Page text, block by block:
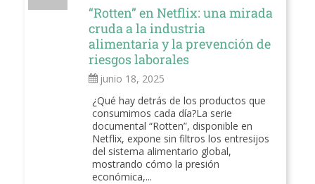
“Rotten” en Netflix: una mirada
cruda a la industria
alimentaria y la prevención de
riesgos laborales
junio 18, 2025
¿Qué hay detrás de los productos que
consumimos cada día?La serie
documental “Rotten”, disponible en
Netflix, expone sin filtros los entresijos
del sistema alimentario global,
mostrando cómo la presión
económica,...